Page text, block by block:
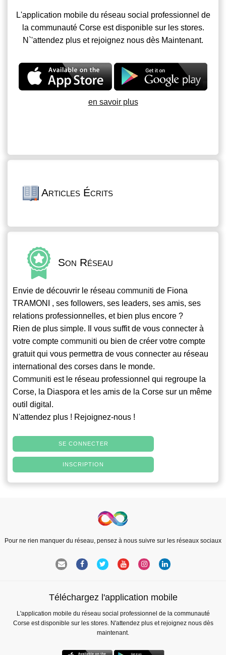
L'application mobile du réseau social professionnel de
la communauté Corse est disponible sur les stores.
N`'attendez plus et rejoignez nous dès Maintenant.
en savoir plus
Articles Écrits
Son Réseau
Envie de découvrir le réseau communiti de Fiona
TRAMONI , ses followers, ses leaders, ses amis, ses
relations professionnelles, et bien plus encore ?
Rien de plus simple. Il vous suffit de vous connecter à
votre compte communiti ou bien de créer votre compte
gratuit qui vous permettra de vous connecter au réseau
international des corses dans le monde.
Communiti est le réseau professionnel qui regroupe la
Corse, la Diaspora et les amis de la Corse sur un même
outil digital.
N'attendez plus ! Rejoignez-nous !
SE CONNECTER
INSCRIPTION
Pour ne rien manquer du réseau, pensez à nous suivre sur les réseaux sociaux
Téléchargez l'application mobile
L'application mobile du réseau social professionnel de la communauté
Corse est disponible sur les stores. N'attendez plus et rejoignez nous dès
maintenant.